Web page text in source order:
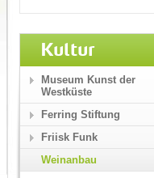
Kultur
Museum Kunst der
Westküste
Ferring Stiftung
Friisk Funk
Weinanbau